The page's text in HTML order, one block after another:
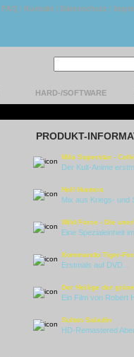
FAQ | Kontakt | Datenschutz |
HARD-/SOFTWARE
PRODUKT-
Mila Superstar -
Der Kult-Anime
Hell Hunters
Mix aus Kriegs- und
Wild Force - Die
Eine Spezialeinheit
Kommando Tiger-
Erstmals auf DVD...
Der Heilige der
Ein Film von Robert
Sultan Saladin
HD-Remastered